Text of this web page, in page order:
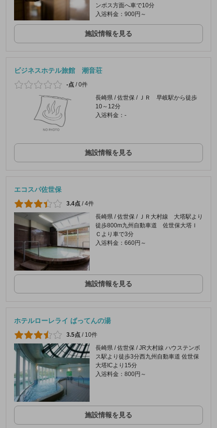
ンボス方面へ車で10分
入浴料金：900円～
施設情報を見る
ビジネスホテル旅館 潮音荘
-点 /0件
長崎県 / 佐世保 / ＪＲ 早岐駅から徒歩
10～12分
入浴料金：-
施設情報を見る
エコスパ佐世保
3.4点 /4件
長崎県 / 佐世保 / ＪＲ大村線 大塔駅より
徒歩800m九州自動車道 佐世保大塔Ｉ
Ｃより車で3分
入浴料金：660円～
施設情報を見る
ホテルローレライ ばってんの湯
3.5点 / 10件
長崎県 / 佐世保 / JR大村線 ハウステンボ
ス駅より徒歩3分西九州自動車道 佐世保
大塔ICより15分
入浴料金：800円～
施設情報を見る